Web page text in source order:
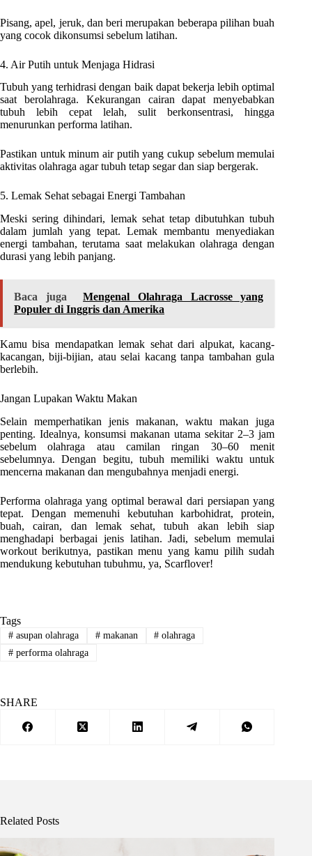
Pisang, apel, jeruk, dan beri merupakan beberapa pilihan buah
yang cocok dikonsumsi sebelum latihan.
4. Air Putih untuk Menjaga Hidrasi
Tubuh yang terhidrasi dengan baik dapat bekerja lebih optimal
saat berolahraga. Kekurangan cairan dapat menyebabkan
tubuh lebih cepat lelah, sulit berkonsentrasi, hingga
menurunkan performa latihan.
Pastikan untuk minum air putih yang cukup sebelum memulai
aktivitas olahraga agar tubuh tetap segar dan siap bergerak.
5. Lemak Sehat sebagai Energi Tambahan
Meski sering dihindari, lemak sehat tetap dibutuhkan tubuh
dalam jumlah yang tepat. Lemak membantu menyediakan
energi tambahan, terutama saat melakukan olahraga dengan
durasi yang lebih panjang.
Baca juga
Mengenal Olahraga Lacrosse yang
Populer di Inggris dan Amerika
Kamu bisa mendapatkan lemak sehat dari alpukat, kacang-
kacangan, biji-bijian, atau selai kacang tanpa tambahan gula
berlebih.
Jangan Lupakan Waktu Makan
Selain memperhatikan jenis makanan, waktu makan juga
penting. Idealnya, konsumsi makanan utama sekitar 2–3 jam
sebelum olahraga atau camilan ringan 30–60 menit
sebelumnya. Dengan begitu, tubuh memiliki waktu untuk
mencerna makanan dan mengubahnya menjadi energi.
Performa olahraga yang optimal berawal dari persiapan yang
tepat. Dengan memenuhi kebutuhan karbohidrat, protein,
buah, cairan, dan lemak sehat, tubuh akan lebih siap
menghadapi berbagai jenis latihan. Jadi, sebelum memulai
workout berikutnya, pastikan menu yang kamu pilih sudah
mendukung kebutuhan tubuhmu, ya, Scarflover!
Tags
#asupan olahraga #makanan # olahraga
#performa olahraga
SHARE
Related Posts